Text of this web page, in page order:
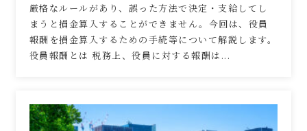
厳格なルールがあり、誤った方法で決定・支給してし
まうと損金算入することができません。今回は、役員
報酬を損金算入するための手続等について解説します。
役員報酬とは 税務上、役員に対する報酬は...